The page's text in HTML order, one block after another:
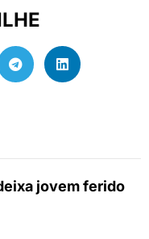
jovem ferido